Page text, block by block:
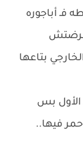
فـ أباجوره
مرضتش
بتاعها
الأول بس
فيها..